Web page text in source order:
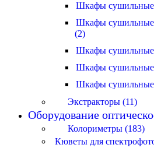
Шкафы
Шкафы сушильные
(2)
Шкафы
Шкафы
Шкафы
Экстракторы (11)
Оборудование
Колориметры (183)
Кюветы для